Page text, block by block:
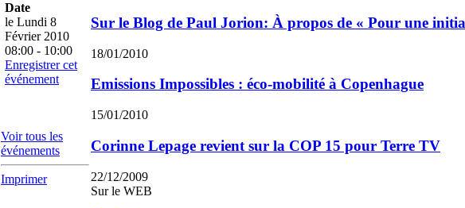
Date
le Lundi 8
Février 2010
08:00 - 10:00
Enregistrer cet
événement
Voir tous les
événements
Imprimer
Sur le Blog de Paul Jorion: À propos de « Pour une
18/01/2010
Emissions Impossibles : éco-mobilité à Copenhague
15/01/2010
Corinne Lepage revient sur la COP 15 pour Terre TV
22/12/2009
Sur le WEB